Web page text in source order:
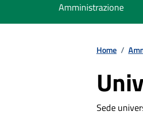
Amministrazione
Home /
Sede